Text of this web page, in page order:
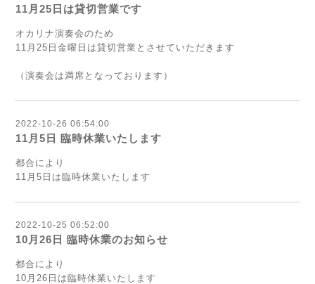
11月25日は貸切営業です
オカリナ演奏会のため
11月25日金曜日は貸切営業とさせていただきます
（演奏会は満席となっております）
2022-10-26 06:54:00
11月5日 臨時休業いたします
都合により
11月5日は臨時休業いたします
2022-10-25 06:52:00
10月26日 臨時休業のお知らせ
都合により
10月26日は臨時休業いたします